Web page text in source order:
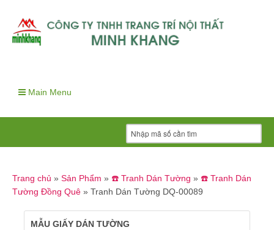
Main Menu
Trang chủ » Sản Phẩm » ☎️ Tranh Dán Tường » ☎️ Tranh Dán
Tường Đồng Quê » Tranh Dán Tường DQ-00089
MẪU GIẤY DÁN TƯỜNG